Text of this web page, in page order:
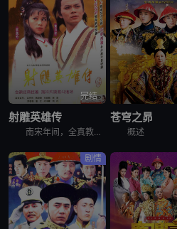
完结
射雕英雄传
南宋年间，全真教道士丘处机与江南七怪武功不相上下，两方决定各培养一个徒弟，日后比武来决定双方武功高低。丘处机的徒弟是金国小王子杨康（苗侨伟 饰），江南七怪的徒弟则是自小随母亲在蒙古生活的郭靖（黄日
苍穹之昴
剧情